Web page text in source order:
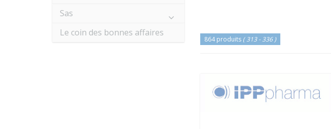
Sas
Le coin des bonnes affaires
864 produits ( 313 - 336 )